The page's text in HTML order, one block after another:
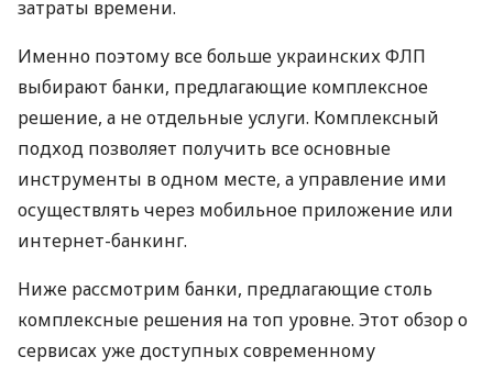
затраты времени.
Именно поэтому все больше украинских ФЛП
выбирают банки, предлагающие комплексное
решение, а не отдельные услуги. Комплексный
подход позволяет получить все основные
инструменты в одном месте, а управление ими
осуществлять через мобильное приложение или
интернет-банкинг.
Ниже рассмотрим банки, предлагающие столь
комплексные решения на топ уровне. Этот обзор о
сервисах уже доступных современному